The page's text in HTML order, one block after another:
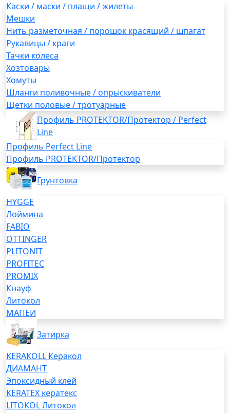
Каски / маски / плащи / жилеты
Мешки
Нить разметочная / порошок красящий / шпагат
Рукавицы / краги
Тачки колеса
Хозтовары
Хомуты
Шланги поливочные / опрыскиватели
Щетки половые / тротуарные
Профиль PROTEKTOR/Протектор / Perfect
Line
Профиль Perfect Line
Профиль PROTEKTOR/Протектор
Грунтовка
HYGGE
Лоймина
FABIO
OTTINGER
PLITONIT
PROFITEC
PROMIX
Кнауф
Литокол
МАПЕИ
Затирка
KERAKOLL Керакол
ДИАМАНТ
Эпоксидный клей
KERATEX кератекс
LITOKOL Литокол